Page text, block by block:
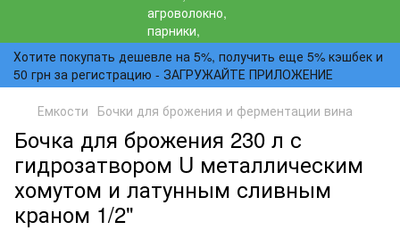
Хотите покупать дешевле на 5%, получить еще 5% кэшбек и
50 грн за регистрацию - ЗАГРУЖАЙТЕ ПРИЛОЖЕНИЕ
Емкости Бочки для брожения и ферментации вина
Бочка для брожения 230 л с
гидрозатвором U металлическим
хомутом и латунным сливным
краном 1/2"